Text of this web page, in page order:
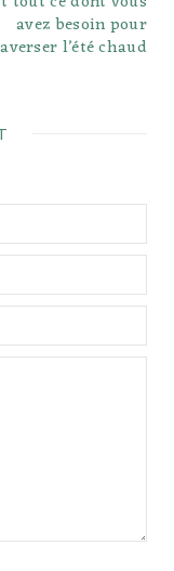
avez besoin pour
l’été chaud